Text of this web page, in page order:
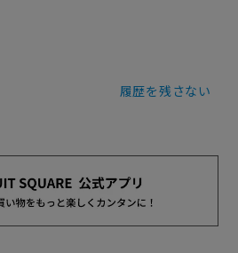
履歴を残さない